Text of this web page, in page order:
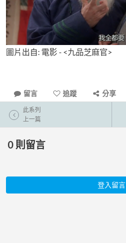
圖片出自: 電影 - <九品芝麻官>
留言 追蹤 分享
此系列
上一篇
0 則留言
登入留言